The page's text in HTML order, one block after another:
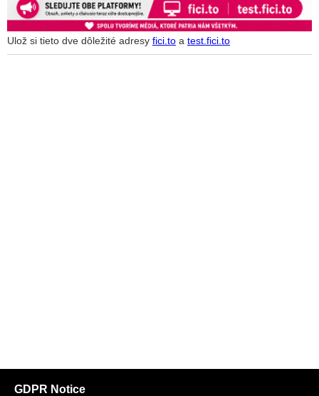
Ulož si tieto dve dôležité adresy fici.to a test.fici.to